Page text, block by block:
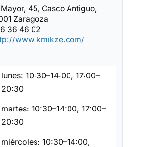
45, Casco Antiguo,
Zaragoza
36 46 02
www.kmikze.com/
lunes: 10:30–14:00, 17:00–
20:30
martes: 10:30–14:00, 17:00–
20:30
miércoles: 10:30–14:00,